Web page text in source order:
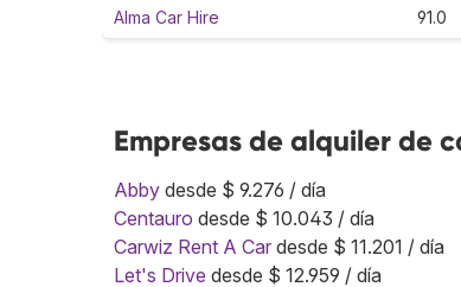
Alma Car Hire 91.0
Empresas de alquiler de
Abby desde $ 9.276 / día
Centauro desde $ 10.043 / día
Carwiz Rent A Car desde $ 11.201 / día
Let's Drive desde $ 12.959 / día